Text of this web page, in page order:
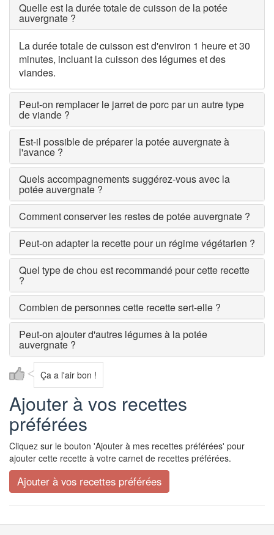
Quelle est la durée totale de cuisson de la potée
auvergnate ?
La durée totale de cuisson est d'environ 1 heure et 30
minutes, incluant la cuisson des légumes et des
viandes.
Peut-on remplacer le jarret de porc par un autre type
de viande ?
Est-il possible de préparer la potée auvergnate à
l'avance ?
Quels accompagnements suggérez-vous avec la
potée auvergnate ?
Comment conserver les restes de potée auvergnate ?
Peut-on adapter la recette pour un régime végétarien ?
Quel type de chou est recommandé pour cette recette
?
Combien de personnes cette recette sert-elle ?
Peut-on ajouter d'autres légumes à la potée
auvergnate ?
Ça a l'air bon !
Ajouter à vos recettes
préférées
Cliquez sur le bouton 'Ajouter à mes recettes préférées' pour
ajouter cette recette à votre carnet de recettes préférées.